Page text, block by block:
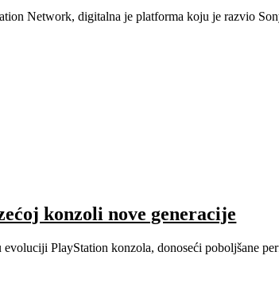
Network, digitalna je platforma koju je razvio
konzoli nove generacije
PlayStation konzola, donoseći poboljšane